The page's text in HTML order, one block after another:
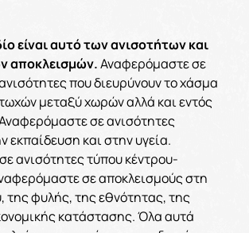
είναι αυτό των ανισοτήτων και
αποκλεισμών.Αναφερόμαστε σε
που διευρύνουν το χάσμα
μεταξύ χωρών αλλά και εντός
σε ανισότητες
και στην υγεία.
ανισότητες τύπου κέντρου-
σε αποκλεισμούς στη
της φυλής, της εθνότητας, της
κατάστασης. Όλα αυτά